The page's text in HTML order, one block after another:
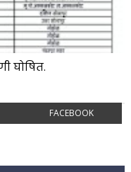
घोषित.
FACEBOOK